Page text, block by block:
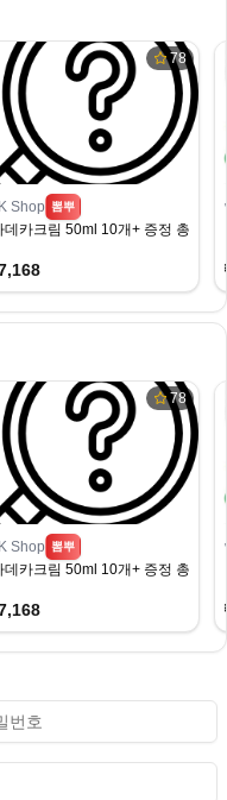
78
Shop 뽐뿌
데카크림 50ml 10개+ 증정 총 20ml
78
Shop 뽐뿌
데카크림 50ml 10개+ 증정 총 20ml